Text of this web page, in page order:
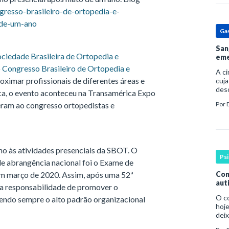
brasileiro-de-ortopedia-e-
um-ano
Brasileira de Ortopedia e
Congresso Brasileiro de Ortopedia e
profissionais de diferentes áreas e
o evento aconteceu na Transamérica Expo
ao congresso ortopedistas e
às atividades presenciais da SBOT. O
abrangência nacional foi o Exame de
de 2020. Assim, após uma 52ª
responsabilidade de promover o
sempre o alto padrão organizacional
A
Por
O